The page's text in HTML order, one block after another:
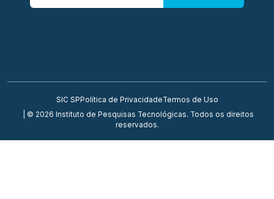
SIC SP Política de PrivacidadeTermos de Uso
| © 2026 Instituto de Pesquisas Tecnológicas. Todos os direitos
reservados.